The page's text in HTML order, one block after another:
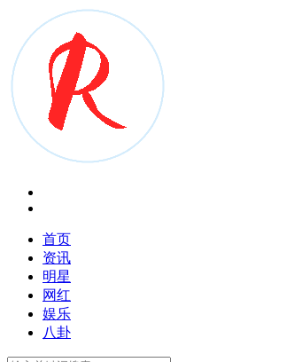
首页
资讯
明星
网红
娱乐
八卦